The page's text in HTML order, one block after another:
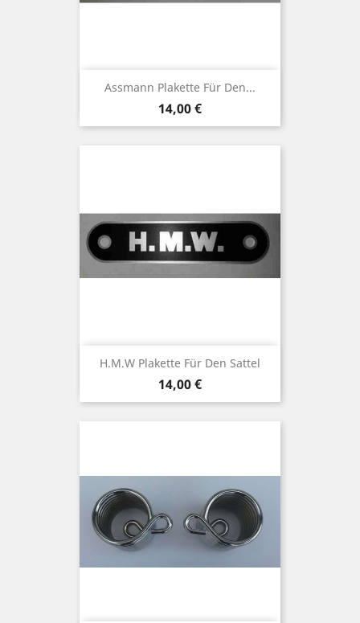
Assmann Plakette Für Den...
Preis
14,00 €
H.M.W Plakette Für Den Sattel
Preis
14,00 €